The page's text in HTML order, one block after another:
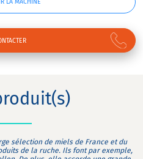
sélection de miels de France et du
de la ruche. Ils font par exemple,